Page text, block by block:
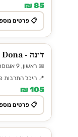
85 ₪
📋 פרטים
דונה - Dona - הצגה מוזיקלית
📅 ראשון, 9 אוגוסט ⏰ 20:30
📍 היכל התרבות
105 ₪
📋 פרטים